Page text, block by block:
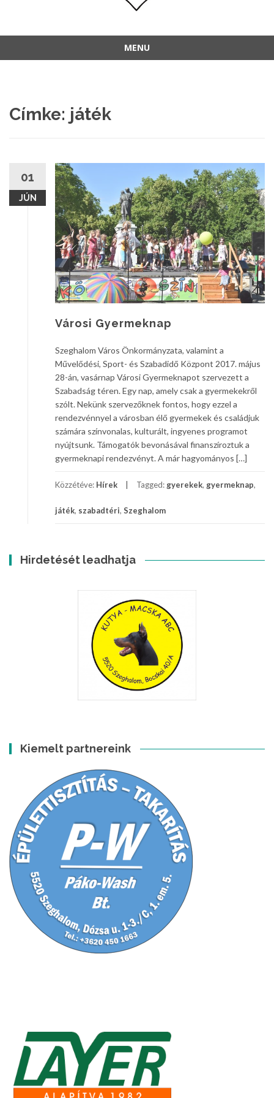
MENU
Címke: játék
01
JÚN
Városi Gyermeknap
Szeghalom Város Önkormányzata, valamint a
Művelődési, Sport- és Szabadidő Központ 2017. május
28-án, vasárnap Városi Gyermeknapot szervezett a
Szabadság téren. Egy nap, amely csak a gyermekekről
szólt. Nekünk szervezőknek fontos, hogy ezzel a
rendezvénnyel a városban élő gyermekek és családjuk
számára színvonalas, kulturált, ingyenes programot
nyújtsunk. Támogatók bevonásával finanszíroztuk a
gyermeknapi rendezvényt. A már hagyományos […]
Közzétéve: Hírek Tagged: gyerekek, gyermeknap,
játék, szabadtéri, Szeghalom
Hirdetését leadhatja
Kiemelt partnereink